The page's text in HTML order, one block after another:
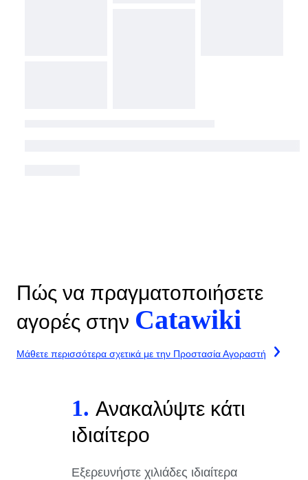
Πώς να πραγματοποιήσετε
αγορές στην Catawiki
Μάθετε περισσότερα σχετικά με την Προστασία Αγοραστή
1. Ανακαλύψτε κάτι
ιδιαίτερο
Εξερευνήστε χιλιάδες ιδιαίτερα